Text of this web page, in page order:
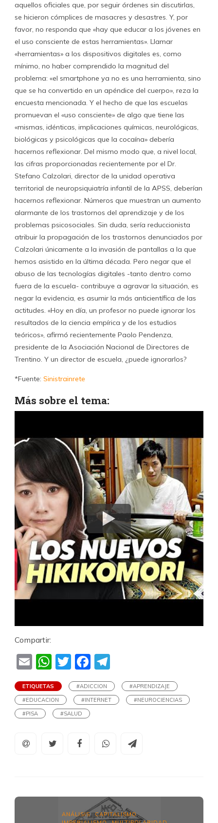
aquellos oficiales que, por seguir órdenes sin discutirlas,
se hicieron cómplices de masacres y desastres. Y, por
favor, no responda que «hay que educar a los jóvenes en
el uso consciente de estas herramientas». Llamar
«herramientas» a los dispositivos digitales es, como
mínimo, no haber comprendido la magnitud del
problema: «el smartphone ya no es una herramienta, sino
que se ha convertido en un apéndice del cuerpo», reza la
encuesta mencionada. Y el hecho de que las escuelas
promuevan el «uso consciente» de algo que tiene las
«mismas, idénticas, implicaciones químicas, neurológicas,
biológicas y psicológicas que la cocaína» debería
hacernos reflexionar. Del mismo modo que, a nivel local,
las cifras proporcionadas recientemente por el Dr.
Stefano Calzolari, director de la unidad operativa
territorial de neuropsiquiatría infantil de la APSS, deberían
hacernos reflexionar. Números que muestran un aumento
alarmante de los trastornos del aprendizaje y de los
problemas psicosociales. Sin duda, sería reduccionista
atribuir la propagación de los trastornos denunciados por
Calzolari únicamente a la invasión de pantallas a la que
hemos asistido en la última década. Pero negar que el
abuso de las tecnologías digitales -tanto dentro como
fuera de la escuela- contribuye a agravar la situación, es
negar la evidencia, es asumir la más anticientífica de las
actitudes. «Hoy en día, un profesor no puede ignorar los
resultados de la ciencia empírica y de los estudios
teóricos», afirmó recientemente Paolo Pendenza,
presidente de la Asociación Nacional de Directores de
Trentino. Y un director de escuela, ¿puede ignorarlos?
*Fuente: Sinistrainrete
Más sobre el tema:
Compartir:
EmailWhatsApp
TwitterFacebook
ETIQUETAS #ADICCION
#APRENDIZAJE
#EDUCACION
#INTERNET
#NEUROCIENCIAS
#PISA
#SALUD
ANÁLISIS ,CAPITALISMO,